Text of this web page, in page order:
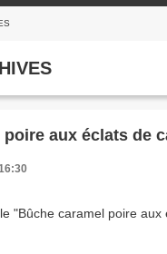
aux éclats de